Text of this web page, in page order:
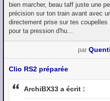
bien marcher, beau taff juste une
précision sur ton train avant avec
directement prise sur tes
pour ta pression d'hu...
par
Clio RS2 préparée
ArchiBX33 a écrit :